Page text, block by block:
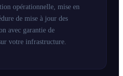
opérationnelle, mise en
de mise à jour des
avec garantie de
votre infrastructure.